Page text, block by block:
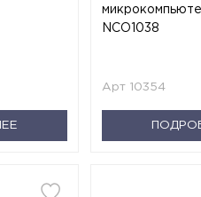
NCO1038
Арт 10354